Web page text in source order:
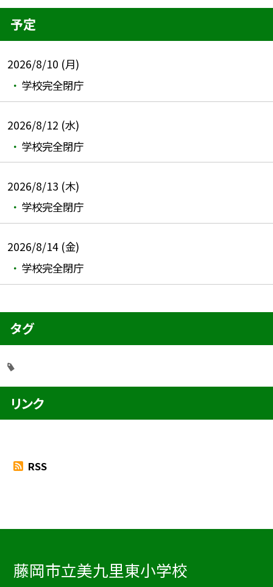
予定
2026/8/10 (月)
学校完全閉庁
2026/8/12 (水)
学校完全閉庁
2026/8/13 (木)
学校完全閉庁
2026/8/14 (金)
学校完全閉庁
タグ
リンク
RSS
藤岡市立美九里東小学校